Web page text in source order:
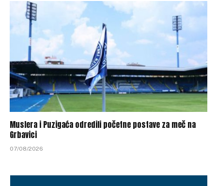
Muslera i Puzigaća odredili početne postave za meč na
Grbavici
07/08/2026